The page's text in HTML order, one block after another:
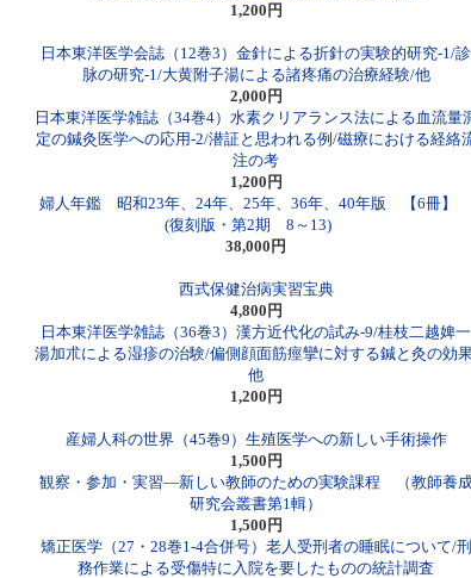
1,200円
日本東洋医学会誌（12巻3）金針による折針の実験的研究-1/診
脉の研究-1/大黄附子湯による諸疼痛の治療経験/他
2,000円
日本東洋医学雑誌（34巻4）水素クリアランス法による血流量
定の鍼灸医学への応用-2/潜証と思われる例/磁療における経絡
注の考
1,200円
婦人年鑑 昭和23年、24年、25年、36年、40年版 【6冊】
(復刻版・第2期 8～13)
38,000円
西式保健治病実習宝典
4,800円
日本東洋医学雑誌（36巻3）漢方近代化の試み-9/桂枝二越婢一
湯加朮による湿疹の治験/偏側顔面筋痙攣に対する鍼と灸の効
他
1,200円
産婦人科の世界（45巻9）生殖医学への新しい手術操作
1,500円
観察・参加・実習―新しい教師のための実験課程 （教師養
研究会叢書第1輯）
1,500円
矯正医学（27・28巻1-4合併号）老人受刑者の睡眠について/刑
務作業による受傷特に入院を要したものの統計調査